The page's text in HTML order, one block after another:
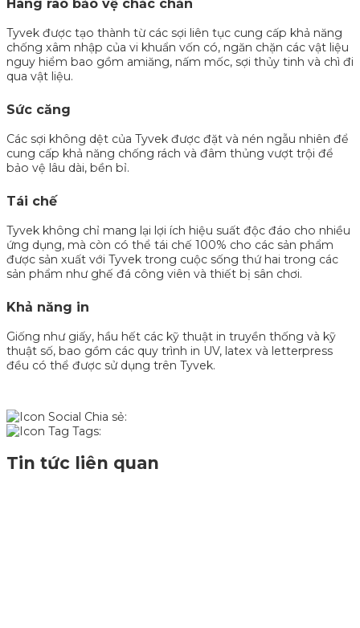
Hàng rào bảo vệ chắc chắn
Tyvek được tạo thành từ các sợi liên tục cung cấp khả năng
chống xâm nhập của vi khuẩn vốn có, ngăn chặn các vật liệu
nguy hiểm bao gồm amiăng, nấm mốc, sợi thủy tinh và chì đi
qua vật liệu.
Sức căng
Các sợi không dệt của Tyvek được đặt và nén ngẫu nhiên để
cung cấp khả năng chống rách và đâm thủng vượt trội để
bảo vệ lâu dài, bền bỉ.
Tái chế
Tyvek không chỉ mang lại lợi ích hiệu suất độc đáo cho nhiều
ứng dụng, mà còn có thể tái chế 100% cho các sản phẩm
được sản xuất với Tyvek trong cuộc sống thứ hai trong các
sản phẩm như ghế đá công viên và thiết bị sân chơi.
Khả năng in
Giống như giấy, hầu hết các kỹ thuật in truyền thống và kỹ
thuật số, bao gồm các quy trình in UV, latex và letterpress
đều có thể được sử dụng trên Tyvek.
Chia sẻ:
Tags:
Tin tức liên quan